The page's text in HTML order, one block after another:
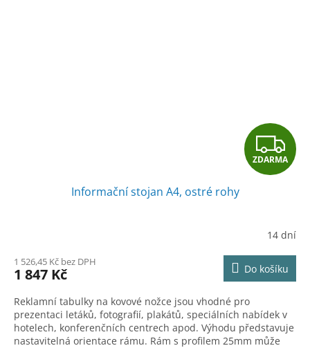
Z
D
R
M
A
ZDARMA
Informační stojan A4, ostré rohy
14 dní
1 526,45 Kč bez DPH
1 847 Kč Do košíku
Reklamní tabulky na kovové nožce jsou vhodné pro
prezentaci letáků, fotografií, plakátů, speciálních nabídek v
hotelech, konferenčních centrech apod. Výhodu představuje
nastavitelná orientace rámu. Rám s profilem 25mm může